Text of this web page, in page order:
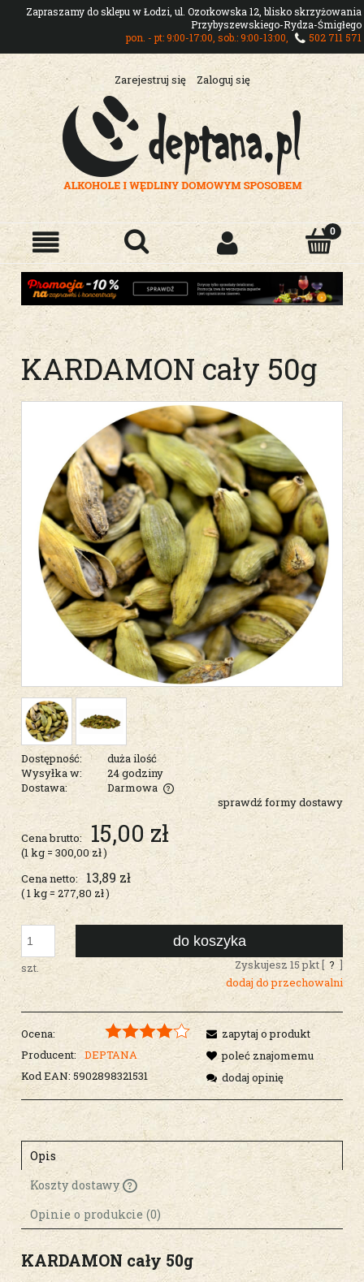
Zapraszamy do sklepu w Łodzi, ul. Ozorkowska 12, blisko skrzyżowania
Przybyszewskiego-Rydza-Śmigłego
pon. - pt: 9:00-17:00, sob.: 9:00-13:00,
502 711 571
Zarejestruj się Zaloguj się
KARDAMON cały 50g
Dostępność:
duża ilość
Wysyłka w:
24 godziny
Dostawa:
Darmowa
Cena nie zawiera ewentualnych kosztów płatności
sprawdź formy dostawy
Cena brutto: 15,00 zł
(1kg = 300,00 zł)
Cena netto:
13,89 zł
( 1kg= 277,80 zł)
szt.
do koszyka
Zyskujesz 15pkt [ ? ]
dodaj do przechowalni
Ocena:
Producent:
DEPTANA
Kod EAN: 5902898321531
zapytaj o produkt
poleć znajomemu
dodaj opinię
Opis
Koszty dostawy
Cena nie zawiera ewentualnych kosztów
płatności
Opinie o produkcie (0)
KARDAMON cały 50g